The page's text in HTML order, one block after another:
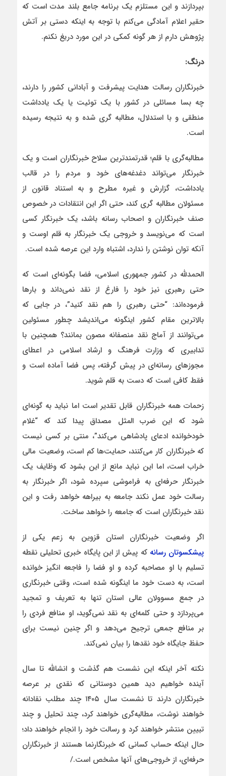
بپردازند و این مستلزم یک برنامه جامع بلند مدت است که
حقیر اعلام آمادگی می‌کنم با توجه به اینکه دستی بر آتش
پژوهش دارم از هر گونه کمکی در این مورد دریغ نکنم.
درنگ:
خبرنگاران رسالت هدایت پیشرفت و آبادانی کشور را دارند،
چه بسا مسائلی در کشور با یک توئیت یا یک یادداشت
منطقی و با استدلال، مطالبه گری شده و به نتیجه رسیده
است.
مطالبه‌گری با قلم؛ قدرتمندترین سلاح خبرنگاران است و یک
خبرنگار می‌تواند دغدغه‌های خود و مردم را در قالب
یادداشت، گزارش و غیره مطرح و به استناد قانون از
مسئولان مطالبه گری کند، حتی اگر این انتقادات در خصوص
صنف خبرنگاران و اصحاب رسانه باشد، یک خبرنگار کسی
است که می‌نویسد و خروجی یک خبرنگار به قلم اوست و
آنکه توان نوشتن را ندارد، اشتباه وارد این عرصه شده است.
الحمدلله در کشور جمهوری اسلامی، فضا بگونه‌ای است که
حتی رهبری نیز خود را فارغ از نقد نمی‌داند و بارها
فرموده‌اند: “حتی رهبری را هم نقد کنید”، در جایی که
بالاترین مقام کشور اینگونه می‌اندیشد چطور مسئولین
می‌توانند از آماج نقد منصفانه مصون بمانند؟ همچنین با
تدابیری که وزارت فرهنگ و ارشاد اسلامی در اعطای
مجوزهای رسانه‌ای در پیش گرفته، پس فضا آماده است و
فقط کافی است که دست به قلم شوید.
زحمات همه خبرنگاران قابل تقدیر است اما نباید به گونه‌ای
شود که این ضرب المثل مصداق پیدا کند که “غلام
خودخوانده ادعای پادشاهی می‌کند”، منتی بر کسی نیست
که خبرنگاران کار می‌کنند، حمایت‌ها کم است، وضعیت مالی
خراب است، اما این نباید مانع از این بشود که وظایف یک
خبرنگار حرفه‌ای به فراموشی سپرده شود، اگر خبرنگار به
رسالت خود عمل نکند جامعه به بیراهه خواهد رفت و این
نقد خبرنگاران است که جامعه را خواهد ساخت.
اگر وضعیت خبرنگاران استان قزوین به زعم یکی از
پیشکسوتان رسانه که پیش از این پایگاه خبری تحلیلی نقطه
تسلیم با او مصاحبه کرده و او فضا را فاجعه انگیز خوانده
است، به دست خود ما اینگونه شده است، وقتی خبرنگاری
در جمع مسوولان عالی استان تنها به تعریف و تمجید
می‌پردازد و حتی کلمه‌ای به نقد نمی‌گوید، او منافع فردی را
بر منافع جمعی ترجیح می‌دهد و اگر چنین نیست برای
حفظ جایگاه خود نقدها را بیان نمی‌کند.
نکته آخر اینکه این نشست هم گذشت و انشالله تا سال
آینده خواهیم دید همین دوستانی که نقدی بر عرصه
خبرنگاران دارند تا نشست سال ۱۴۰۵ چند مطلب نقادانه
خواهند نوشت، مطالبه‌گری خواهند کرد، چند تحلیل و چند
تبیین منتشر خواهند کرد و رسالت خود را انجام خواهند داد؛
حال اینکه حساب کسانی که خبرنگارنما هستند از خبرنگاران
حرفه‌ای، از خروجی‌های آنها مشخص است./